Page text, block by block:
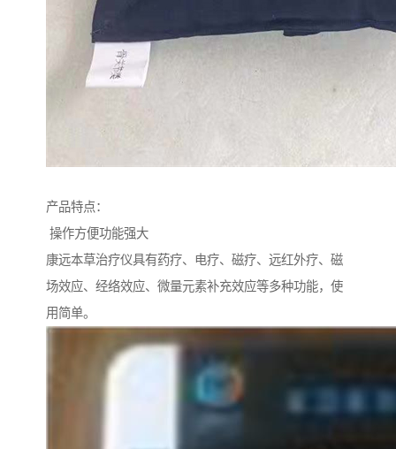
产品特点：
操作方便功能强大
康远本草治疗仪具有药疗、电疗、磁疗、远红外疗、磁
场效应、经络效应、微量元素补充效应等多种功能，使
用简单。